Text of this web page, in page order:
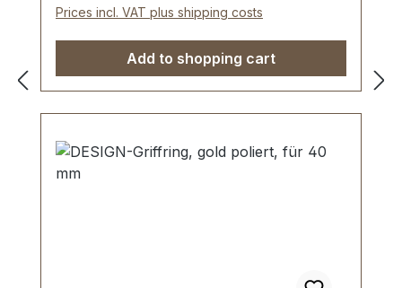
Prices incl. VAT plus shipping costs
Add to shopping cart